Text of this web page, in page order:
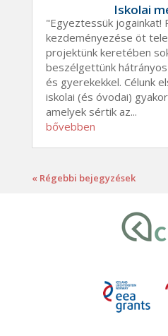
Iskolai
"Egyeztessük jogainkat!
kezdeményezése öt
projektünk keretében
beszélgettünk
és gyerekekkel. Célunk
iskolai (és óvodai)
amelyek sértik az...
bővebben
« Régebbi bejegyzések